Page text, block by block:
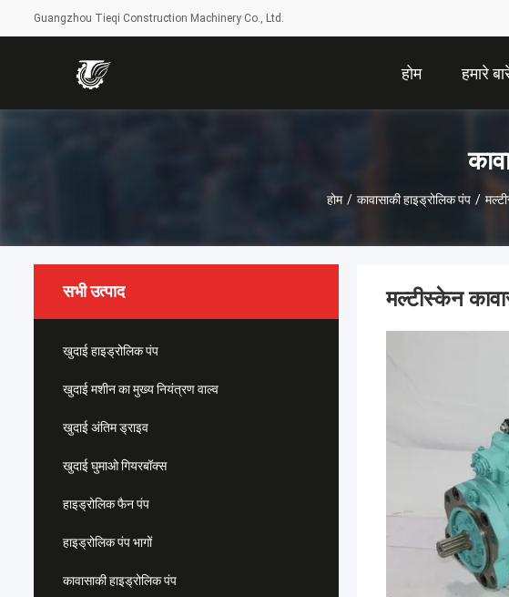
Guangzhou Tieqi Construction Machinery Co., Ltd.
होम हमारे
होम / कावासाकी हाइड्रोलिक पंप /
सभी उत्पाद
खुदाई हाइड्रोलिक पंप
खुदाई मशीन का मुख्य नियंत्रण वाल्व
खुदाई अंतिम ड्राइव
खुदाई घुमाओ गियरबॉक्स
हाइड्रोलिक फैन पंप
हाइड्रोलिक पंप भागों
कावासाकी हाइड्रोलिक पंप
मल्टीस्केन